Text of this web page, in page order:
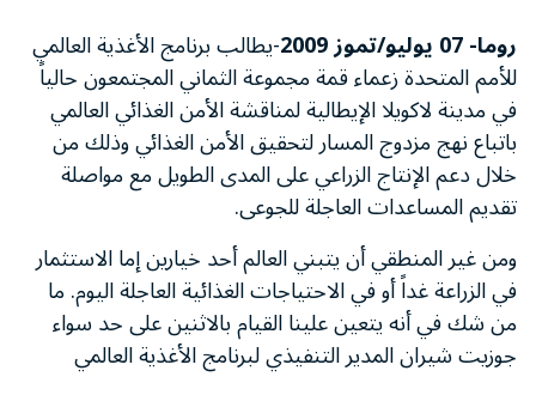
روما- 07 يوليو/تموز 2009 -يطالب برنامج الأغذية العالمي
للأمم المتحدة زعماء قمة مجموعة الثماني المجتمعون حالياً
في مدينة لاكويلا الإيطالية لمناقشة الأمن الغذائي العالمي
باتباع نهج مزدوج المسار لتحقيق الأمن الغذائي وذلك من
خلال دعم الإنتاج الزراعي على المدى الطويل مع مواصلة
تقديم المساعدات العاجلة للجوعى.
ومن غير المنطقي أن يتبني العالم أحد خيارين إما الاستثمار
في الزراعة غداً أو في الاحتياجات الغذائية العاجلة اليوم. ما
من شك في أنه يتعين علينا القيام بالاثنين على حد سواء
جوزيت شيران المدير التنفيذي لبرنامج الأغذية العالمي